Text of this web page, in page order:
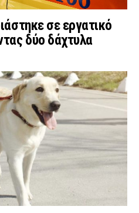
σε εργατικό
δύο δάχτυλα